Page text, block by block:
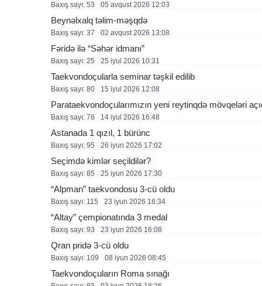
Baxış sayı: 53 05 avqust 2026 12:03
Beynəlxalq təlim-məşqdə
Baxış sayı: 37 02 avqust 2026 13:08
Fəridə ilə “Səhər idmanı”
Baxış sayı: 25 25 i̇yul 2026 10:31
Taekvondoçularla seminar təşkil edilib
Baxış sayı: 80 15 i̇yul 2026 12:08
Parataekvondoçularımızın yeni reytinqdə mövqeləri
Baxış sayı: 78 14 i̇yul 2026 16:48
Astanada 1 qızıl, 1 bürünc
Baxış sayı: 95 26 i̇yun 2026 17:02
Seçimdə kimlər seçildilər?
Baxış sayı: 85 25 i̇yun 2026 17:30
“Alpman” taekvondosu 3-cü oldu
Baxış sayı: 115 23 i̇yun 2026 16:34
“Altay” çempionatında 3 medal
Baxış sayı: 93 23 i̇yun 2026 16:08
Qran pridə 3-cü oldu
Baxış sayı: 109 08 i̇yun 2026 08:45
Taekvondoçuların Roma sınağı